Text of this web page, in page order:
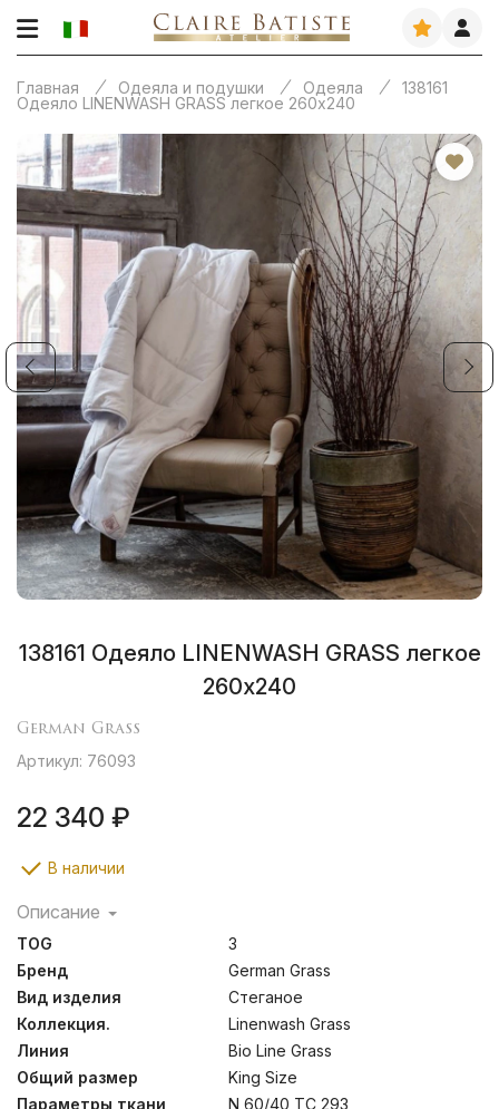
Главная Одеяла и подушки Одеяла
138161
Одеяло LINENWASH GRASS легкое 260х240
138161 Одеяло LINENWASH GRASS легкое
260х240
German Grass
Артикул: 76093
22 340 ₽
В наличии
Описание
Натуральный лен обладает охлаждающим эффектом и
природными бактерицидными свойствами. Сатин из
натурального хлопка имеет Сертификат Oeko-Tex®
Standard 100, который подтверждает отсутствие в
ткани веществ, опасных для здоровья человека.
Наполнители для одеял из льна проходят
многоступенчатую переработку, что позволяет
выдерживать многократные стирки в стиральных
машинах. Одеяла изготовлены вручную для
сохранения пышности наполнителя. Стирка при
TOG
3
Бренд
German Grass
Вид изделия
Стеганое
Коллекция.
Linenwash Grass
Линия
Bio Line Grass
Общий размер
King Size
Параметры ткани
N 60/40 TC 293